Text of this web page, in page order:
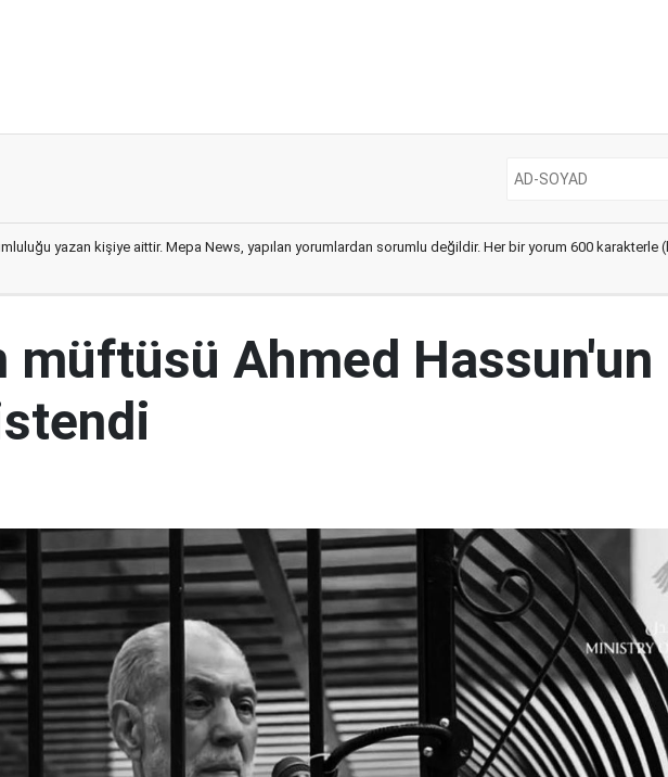
yazan kişiye aittir. Mepa News, yapılan yorumlardan sorumlu değildir. Her bir yorum 600 karakterle
müftüsü Ahmed Hassun'un